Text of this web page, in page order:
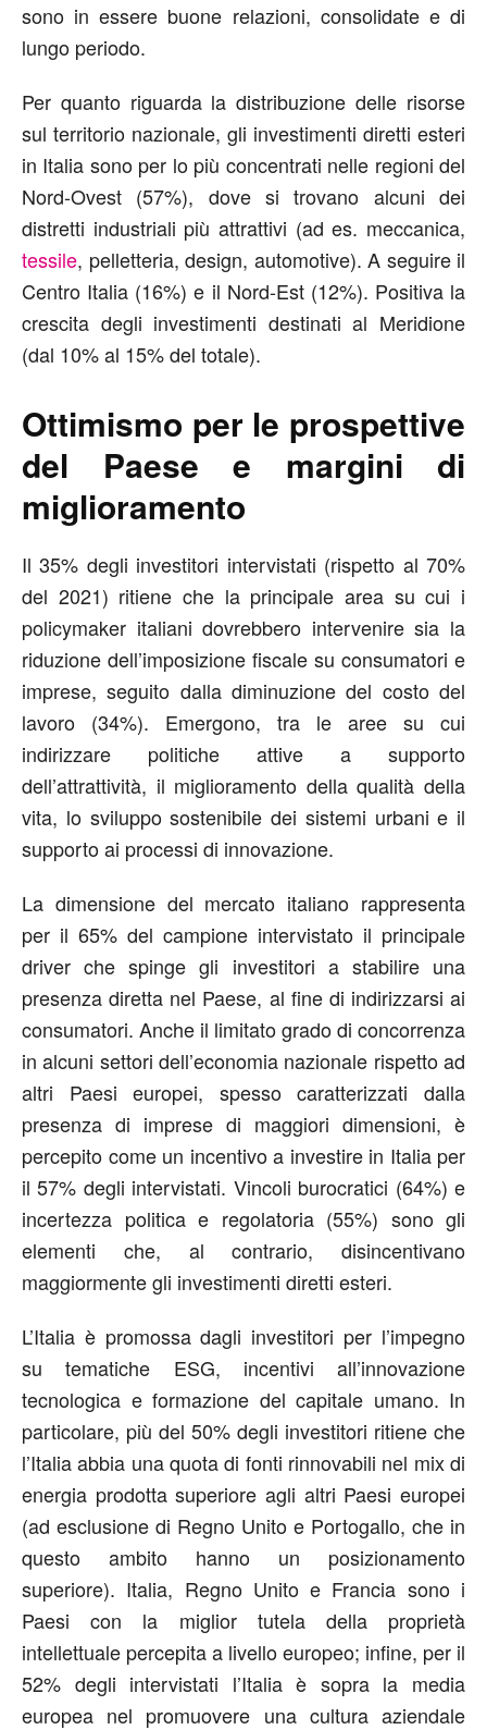
sono in essere buone relazioni, consolidate e di
lungo periodo.
Per quanto riguarda la distribuzione delle risorse
sul territorio nazionale, gli investimenti diretti esteri
in Italia sono per lo più concentrati nelle regioni del
Nord-Ovest (57%), dove si trovano alcuni dei
distretti industriali più attrattivi (ad es. meccanica,
tessile, pelletteria, design, automotive). A seguire il
Centro Italia (16%) e il Nord-Est (12%). Positiva la
crescita degli investimenti destinati al Meridione
(dal 10% al 15% del totale).
Ottimismo per le prospettive
del Paese e margini di
miglioramento
Il 35% degli investitori intervistati (rispetto al 70%
del 2021) ritiene che la principale area su cui i
policymaker italiani dovrebbero intervenire sia la
riduzione dell’imposizione fiscale su consumatori e
imprese, seguito dalla diminuzione del costo del
lavoro (34%). Emergono, tra le aree su cui
indirizzare politiche attive a supporto
dell’attrattività, il miglioramento della qualità della
vita, lo sviluppo sostenibile dei sistemi urbani e il
supporto ai processi di innovazione.
La dimensione del mercato italiano rappresenta
per il 65% del campione intervistato il principale
driver che spinge gli investitori a stabilire una
presenza diretta nel Paese, al fine di indirizzarsi ai
consumatori. Anche il limitato grado di concorrenza
in alcuni settori dell’economia nazionale rispetto ad
altri Paesi europei, spesso caratterizzati dalla
presenza di imprese di maggiori dimensioni, è
percepito come un incentivo a investire in Italia per
il 57% degli intervistati. Vincoli burocratici (64%) e
incertezza politica e regolatoria (55%) sono gli
elementi che, al contrario, disincentivano
maggiormente gli investimenti diretti esteri.
L’Italia è promossa dagli investitori per l’impegno
su tematiche ESG, incentivi all’innovazione
tecnologica e formazione del capitale umano. In
particolare, più del 50% degli investitori ritiene che
l’Italia abbia una quota di fonti rinnovabili nel mix di
energia prodotta superiore agli altri Paesi europei
(ad esclusione di Regno Unito e Portogallo, che in
questo ambito hanno un posizionamento
superiore). Italia, Regno Unito e Francia sono i
Paesi con la miglior tutela della proprietà
intellettuale percepita a livello europeo; infine, per il
52% degli intervistati l’Italia è sopra la media
europea nel promuovere una cultura aziendale